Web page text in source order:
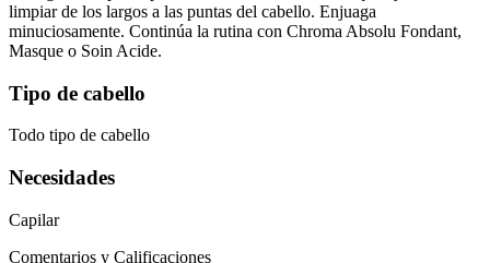
limpiar de los largos a las puntas del cabello. Enjuaga
minuciosamente. Continúa la rutina con Chroma Absolu Fondant,
Masque o Soin Acide.
Tipo de cabello
Todo tipo de cabello
Necesidades
Capilar
Comentarios y Calificaciones